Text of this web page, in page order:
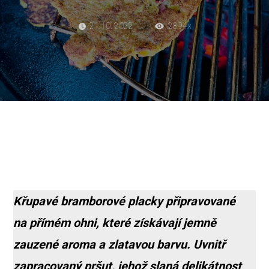
21.10. 2022 2894x
Křupavé bramborové placky připravované
na přímém ohni, které získávají jemně
zauzené aroma a zlatavou barvu. Uvnitř
zapracovaný pršut, jehož slaná delikátnost